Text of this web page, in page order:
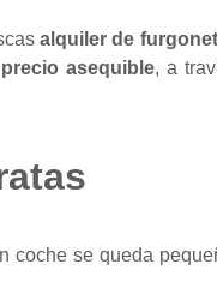
alquiler de
asequible, a
coche se queda